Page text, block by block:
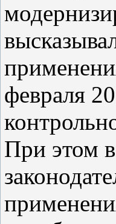
февраля
При этом